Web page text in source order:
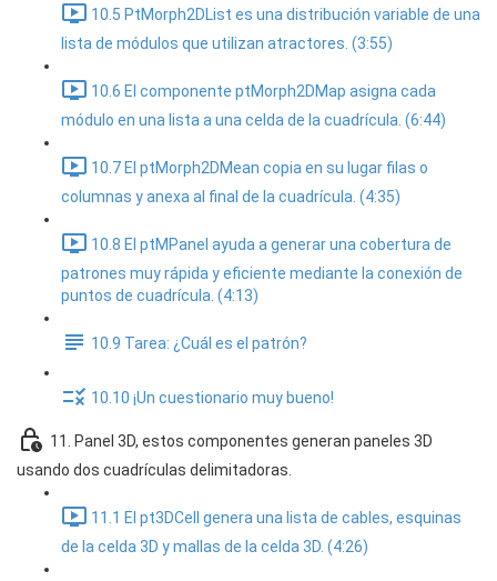
10.5 PtMorph2DList es una distribución variable de una
lista de módulos que utilizan atractores. (3:55)
10.6 El componente ptMorph2DMap asigna cada
módulo en una lista a una celda de la cuadrícula. (6:44)
10.7 El ptMorph2DMean copia en su lugar filas o
columnas y anexa al final de la cuadrícula. (4:35)
10.8 El ptMPanel ayuda a generar una cobertura de
patrones muy rápida y eficiente mediante la conexión de
puntos de cuadrícula. (4:13)
10.9 Tarea: ¿Cuál es el patrón?
10.10 ¡Un cuestionario muy bueno!
11. Panel 3D, estos componentes generan paneles 3D
usando dos cuadrículas delimitadoras.
11.1 El pt3DCell genera una lista de cables, esquinas
de la celda 3D y mallas de la celda 3D. (4:26)